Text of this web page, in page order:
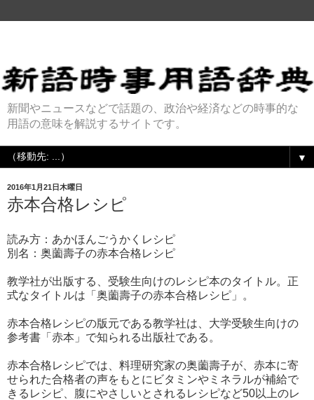
新聞やニュースなどで話題の、政治や経済などの時事的な
用語の意味を解説するサイトです。
▼
2016年1月21日木曜日
赤本合格レシピ
読み方：あかほんごうかくレシピ
別名：奥薗壽子の赤本合格レシピ
教学社が出版する、受験生向けのレシピ本のタイトル。正
式なタイトルは「奥薗壽子の赤本合格レシピ」。
赤本合格レシピの版元である教学社は、大学受験生向けの
参考書「赤本」で知られる出版社である。
赤本合格レシピでは、料理研究家の奥薗壽子が、赤本に寄
せられた合格者の声をもとにビタミンやミネラルが補給で
きるレシピ、腹にやさしいとされるレシピなど50以上のレ